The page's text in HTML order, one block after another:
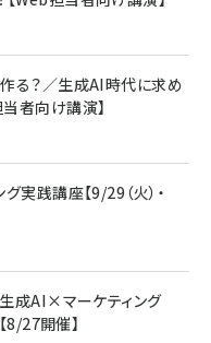
命／山田涼介]
もっと見る
TV Stick HD | 手軽にスト
(Bluetooth 6.1) 【完
クティブノイズキャンセリ
続 / 最大50時間再生 / PSE
Flow USB-C & USB-C
いケーブル 240W 結束バン
リコン素材採用 iPhone
iPad Pro MacBook
いケーブル 240W 結束バン
iPad Pro MacBook
ミッドナイトブラック)
る？／生成AI時代に求め
者向け講演】
践講座【9/29（火）・
成AI×マーケティング
8/27開催】